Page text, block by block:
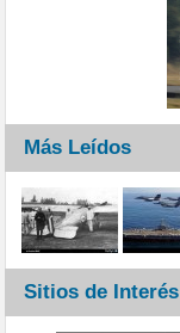
Más Leídos
Sitios de Interés